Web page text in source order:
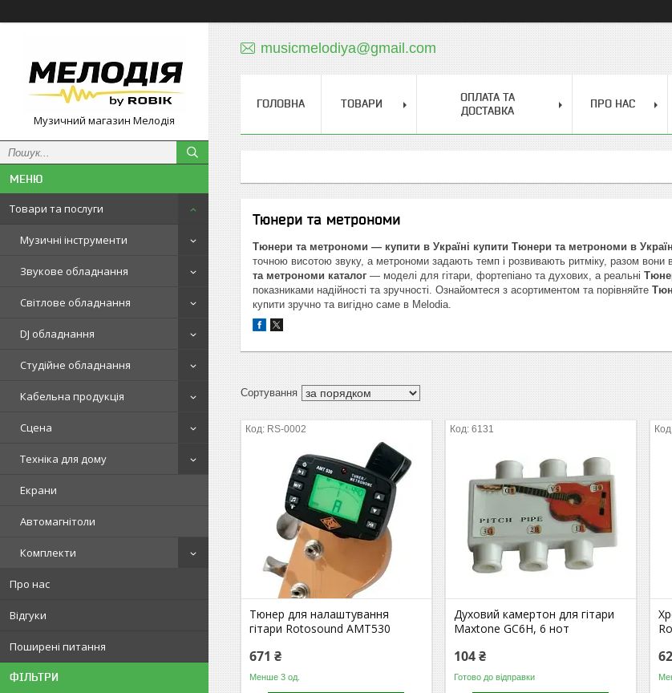
Музичний магазин Мелодія
Товари та послуги
Музичні інструменти
Звукове обладнання
Світлове обладнання
DJ обладнання
Студійне обладнання
Кабельна продукція
Сцена
Техніка для дому
Екрани
Автомагнітоли
Комплекти
Про нас
Відгуки
Поширені питання
ФІЛЬТРИ
musicmelodiya@gmail.com
ГОЛОВНА ТОВАРИ
ОПЛАТА ТА
ДОСТАВКА
ПРО НАС
Тюнери та метрономи
Тюнери та метрономи — купити в Україні купити Тюнери та метрономи в
точною висотою звуку, а метрономи задають темп і розвивають ритміку, разом
та метрономи каталог — моделі для гітари, фортепіано та духових, а реальні
показниками надійності та зручності. Ознайомтеся з асортиментом та порівняйте
купити зручно та вигідно саме в Melodia.
RS-0002
Тюнер для налаштування
гітари Rotosound AMT530
671 ₴
Менше 3 од.
6131
Духовий камертон для гітари
Maxtone GC6H, 6 нот
104 ₴
Готово до відправки